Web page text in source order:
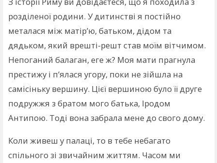
розділеної родини. У дитинстві я постійно
металася між матір’ю, батьком, дідом та
дядьком, який врешті-решт став моїм вітчимом.
Непоганий балаган, еге ж? Моя мати прагнула
престижу і п’ялася угору, поки не зійшла на
самісіньку вершину. Цієї вершиною було її друге
подружжя з братом мого батька, Іродом
Антипою. Тоді вона забрала мене до свого дому.
Коли живеш у палаці, то в тебе небагато
спільного зі звичайним життям. Часом ми